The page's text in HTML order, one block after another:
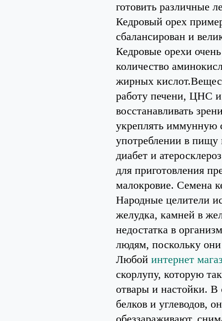
готовить различные
Кедровый орех
сбалансирован и
Кедровые орехи
количество
жирных
работу печени, ЦНС
восстанавливать
укреплять иммунную
употреблении в пищу
диабет и
для приготовления
малокровие. Семена
Народные целители
желудка, камней в
недостатка в
людям, поскольку
Любой интернет
скорлупу, которую
отвары и настойки. В
белков и углеводов,